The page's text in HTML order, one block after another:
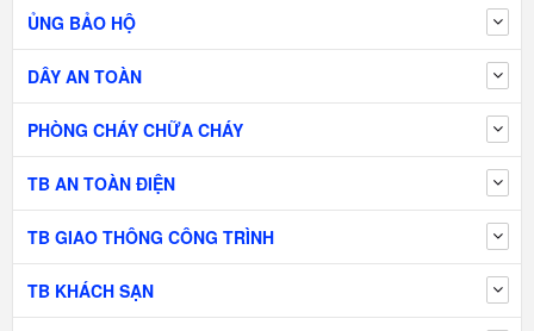
ỦNG BẢO HỘ
DÂY AN TOÀN
PHÒNG CHÁY CHỮA CHÁY
TB AN TOÀN ĐIỆN
TB GIAO THÔNG CÔNG TRÌNH
TB KHÁCH SẠN